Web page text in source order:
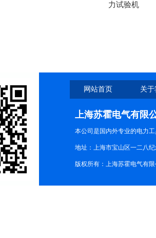
力试验机
网站首页 关
上海苏霍电气有限
本公司是国内外专业的电力
地址：上海市宝山区一二八纪
版权所有：上海苏霍电气有